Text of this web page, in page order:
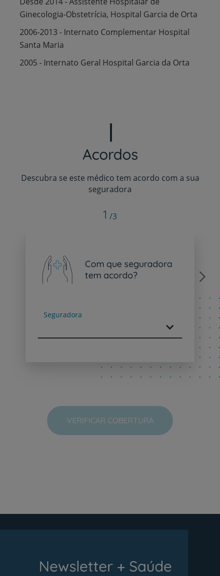
Ginecologia-Obstetrícia, Hospital Garcia de Orta
2006-2013 - Internato Complementar Hospital
Santa Maria
2005 - Internato Geral Hospital Garcia da Orta
Acordos
Descubra se este médico tem acordo com a sua
seguradora
Com que seguradora
tem acordo?
Seguradora
Next
1 /3
VERIFICAR COBERTURA
Newsletter + Saúde